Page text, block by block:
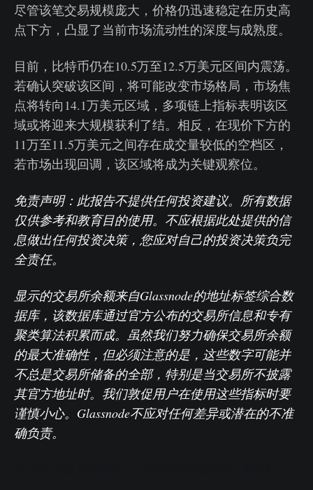
尽管该笔交易规模庞大，价格仍迅速稳定在历史高
点下方，凸显了当前市场流动性的深度与成熟度。
目前，比特币仍在10.5万至12.5万美元区间内震荡。
若确认突破该区间，将可能改变市场格局，市场焦
点将转向14.1万美元区域，多项链上指标表明该区
域或将迎来大规模获利了结。相反，在现价下方的
11万至11.5万美元之间存在成交量较低的空档区，
若市场出现回调，该区域将成为关键观察位。
免责声明：此报告不提供任何投资建议。所有数据
仅供参考和教育目的使用。不应根据此处提供的信
息做出任何投资决策，您应对自己的投资决策负完
全责任。
显示的交易所余额来自Glassnode的地址标签综合数
据库，该数据库通过官方公布的交易所信息和专有
聚类算法积累而成。虽然我们努力确保交易所余额
的最大准确性，但必须注意的是，这些数字可能并
不总是交易所储备的全部，特别是当交易所不披露
其官方地址时。我们敦促用户在使用这些指标时要
谨慎小心。Glassnode不应对任何差异或潜在的不准
确负责。